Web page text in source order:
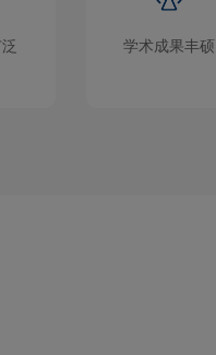
学术成果丰硕